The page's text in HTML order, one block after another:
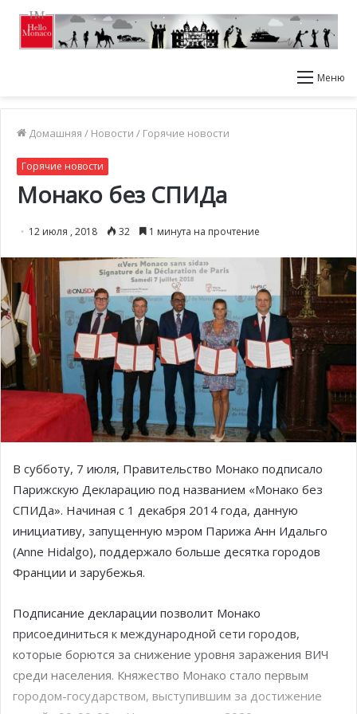
Меню
Домашняя / Новости / Горячие новости
Горячие новости
Монако без СПИДа
12 июля , 2018 32 1 минута на прочтение
В субботу, 7 июля, Правительство Монако подписало
Парижскую Декларацию под названием «Монако без
СПИДа». Начиная с 1 декабря 2014 года, данную
инициативу, запущенную мэром Парижа Анн Идальго
(Anne Hidalgo), поддержало больше десятка городов
Франции и зарубежья.
Подписание декларации позволит Монако
присоединиться к международной сети городов,
которые борются за снижение уровня заражения ВИЧ
среди населения. Княжество Монако стало первым
городом-государством, выступившим за достижение